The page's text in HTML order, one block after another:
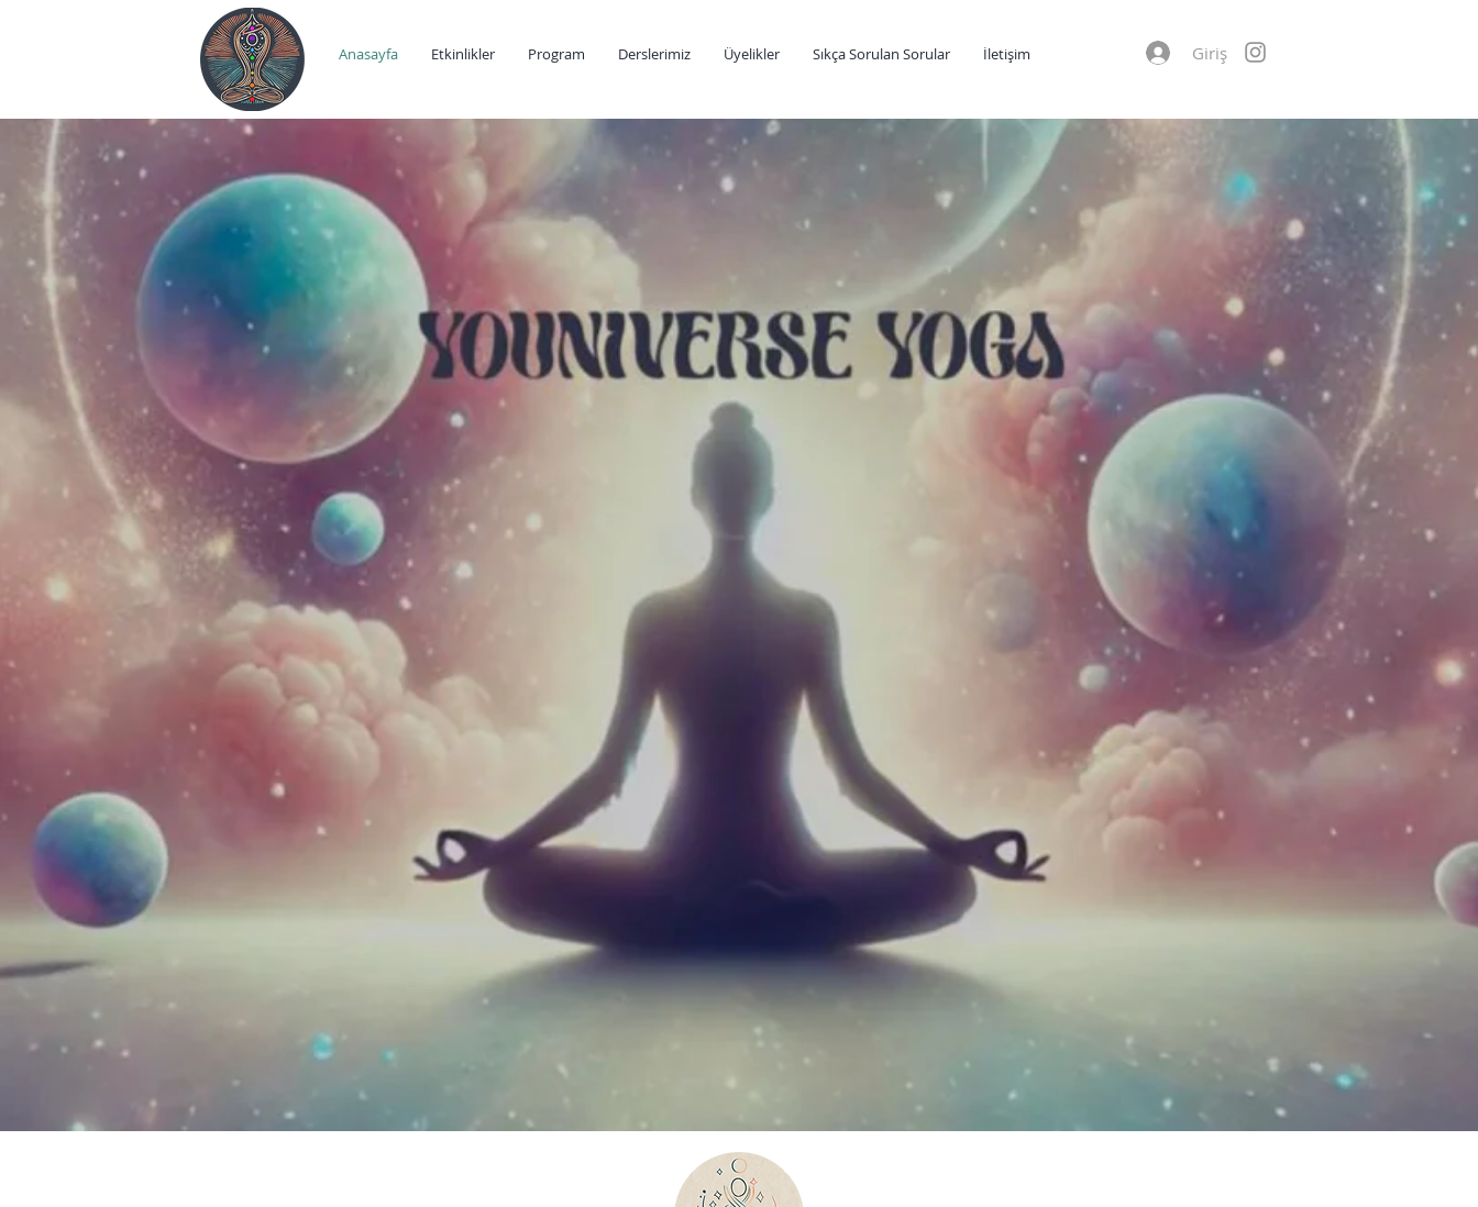
Anasayfa Etkinlikler Program Derslerimiz Üyelikler Sıkça Sorulan Sorular İletişim Giriş